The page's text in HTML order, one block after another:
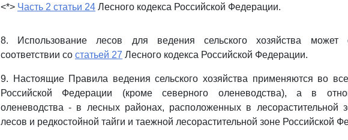
<*> Часть 2 статьи 24 Лесного кодекса Российской Федерации.
8. Использование лесов для ведения сельского хозяйства может
соответствии со статьей 27 Лесного кодекса Российской Федерации.
9. Настоящие Правила ведения сельского хозяйства применяются во
Российской Федерации (кроме северного оленеводства), а в
оленеводства - в лесных районах, расположенных в лесорастительной
лесов и редкостойной тайги и таежной лесорастительной зоне Российской